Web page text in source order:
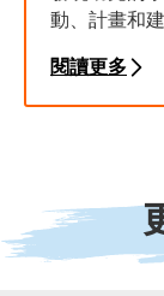
動、計畫和建
閱讀更多